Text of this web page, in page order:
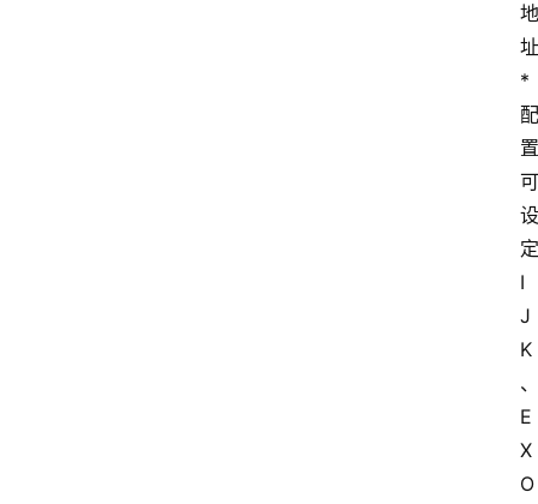
地
址
*
配
置
可
设
定
I
J
K
、
E
X
O